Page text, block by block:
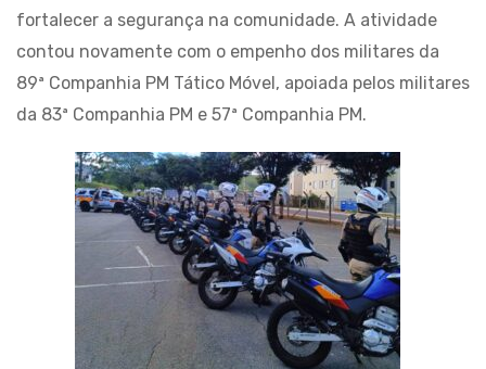
fortalecer a segurança na comunidade. A atividade
contou novamente com o empenho dos militares da
89ª Companhia PM Tático Móvel, apoiada pelos militares
da 83ª Companhia PM e 57ª Companhia PM.